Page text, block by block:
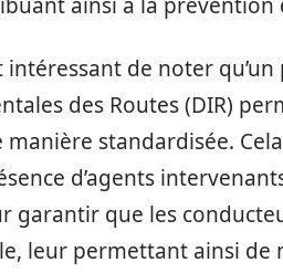
de noter
des Routes (DIR)
standardisée.
d’agents
garantir que les
leur permettant ainsi